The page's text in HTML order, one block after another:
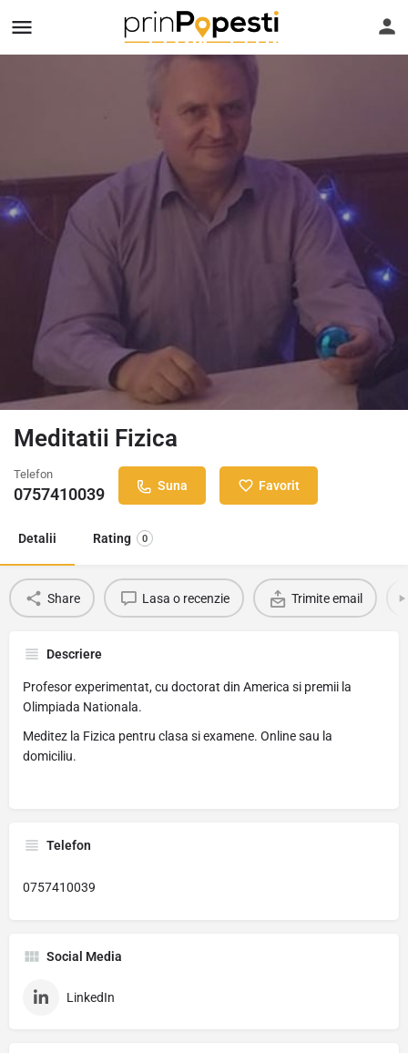
Meditatii Fizica
Telefon
0757410039 Suna Favorit
Detalii Rating 0
Share Lasa o recenzie Trimite email
Descriere
Profesor experimentat, cu doctorat din America si premii la
Olimpiada Nationala.
Meditez la Fizica pentru clasa si examene. Online sau la
domiciliu.
Telefon
0757410039
Social Media
LinkedIn